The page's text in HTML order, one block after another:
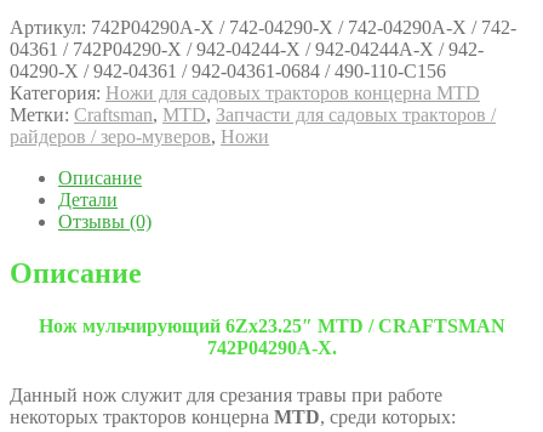
Артикул: 742P04290A-X / 742-04290-X / 742-04290A-X / 742-
04361 / 742P04290-X / 942-04244-X / 942-04244A-X / 942-
04290-X / 942-04361 / 942-04361-0684 / 490-110-C156
Категория: Ножи для садовых тракторов концерна MTD
Метки: Craftsman, MTD, Запчасти для садовых тракторов /
райдеров / зеро-муверов, Ножи
Описание
Детали
Отзывы (0)
Описание
Нож мульчирующий 6Zх23.25″ MTD / CRAFTSMAN
742P04290A-X.
Данный нож служит для срезания травы при работе
некоторых тракторов концерна MTD, среди которых: